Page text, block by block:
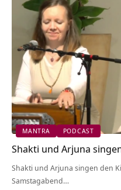
MANTRA PODCAST
Shakti und Arjuna
Shakti und Arjuna singen den
Samstagabend…